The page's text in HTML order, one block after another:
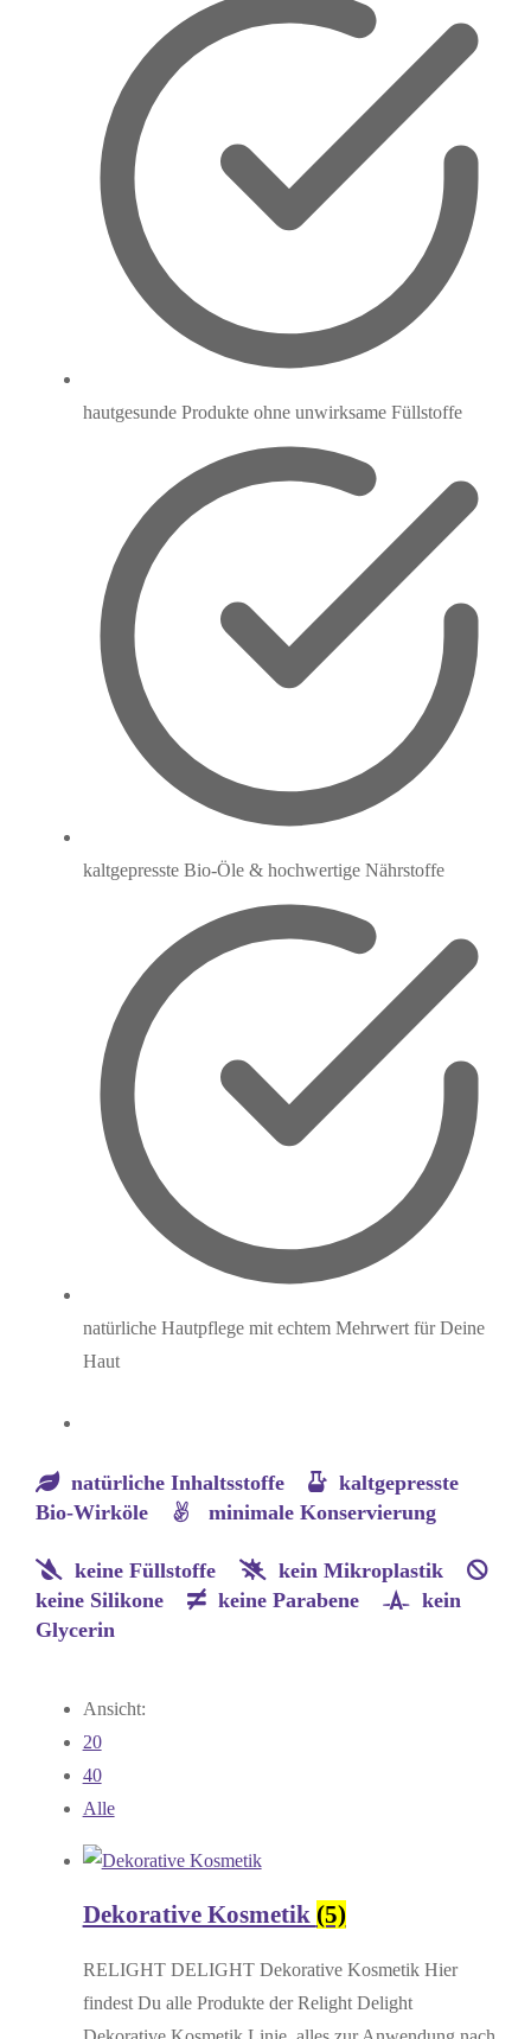
hautgesunde Produkte ohne unwirksame Füllstoffe
kaltgepresste Bio-Öle & hochwertige Nährstoffe
natürliche Hautpflege mit echtem Mehrwert für Deine
Haut
natürliche Inhaltsstoffe
kaltgepresste
Bio-Wirköle
minimale Konservierung
keine Füllstoffe
kein Mikroplastik
keine Silikone
keine Parabene
kein
Glycerin
Ansicht:
20
40
Alle
Dekorative Kosmetik (5)
RELIGHT DELIGHT Dekorative Kosmetik Hier
findest Du alle Produkte der Relight Delight